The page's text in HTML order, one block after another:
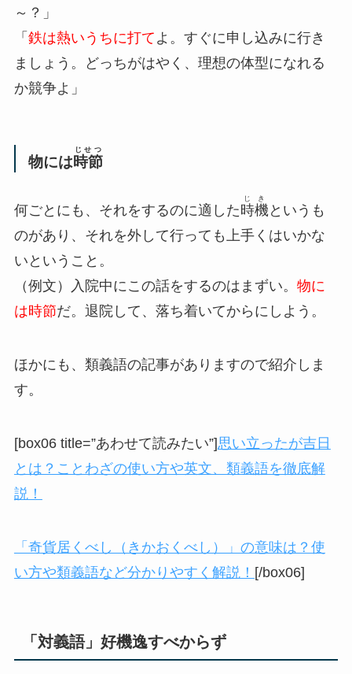
～？」
「 鉄は熱いうちに打て よ。すぐに申し込みに行き
ましょう。どっちがはやく、理想の体型になれる
か競争よ」
物には時節
じせつ
何ごとにも、それをするのに適した時機
じき
というも
のがあり、それを外して行っても上手くはいかな
いということ。
（例文）入院中にこの話をするのはまずい。 物に
は時節だ。退院して、落ち着いてからにしよう。
ほかにも、類義語の記事がありますので紹介しま
す。
[box06 title=”あわせて読みたい”]思い立ったが吉日
とは？ことわざの使い方や英文、類義語を徹底解
説！
「奇貨居くべし（きかおくべし）」の意味は？使
い方や類義語など分かりやすく解説！ [/box06]
「対義語」好機逸すべからず